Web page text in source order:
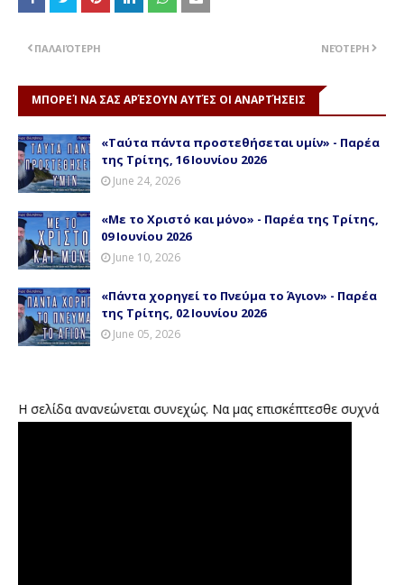
ΝΕΌΤΕΡΗ
ΠΑΛΑΙΌΤΕΡΗ
ΜΠΟΡΕΊ ΝΑ ΣΑΣ ΑΡΈΣΟΥΝ ΑΥΤΈΣ ΟΙ ΑΝΑΡΤΉΣΕΙΣ
«Ταύτα πάντα προστεθήσεται υμίν» - Παρέα
της Τρίτης, 16 Ιουνίου 2026
June 24, 2026
«Με το Χριστό και μόνο» - Παρέα της Τρίτης,
09 Ιουνίου 2026
June 10, 2026
«Πάντα χορηγεί το Πνεύμα το Άγιον» - Παρέα
της Τρίτης, 02 Ιουνίου 2026
June 05, 2026
Η σελίδα ανανεώνεται συνεχώς. Να μας επισκέπτεσθε συχνά